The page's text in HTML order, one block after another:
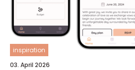
inspiration
03. April 2026